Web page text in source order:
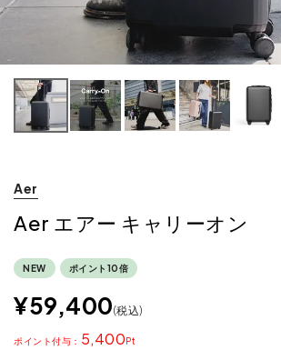
Aer
Aer エアー キャリーオン
NEW ポイント10倍
¥59,400 税込
5,400
ポイント